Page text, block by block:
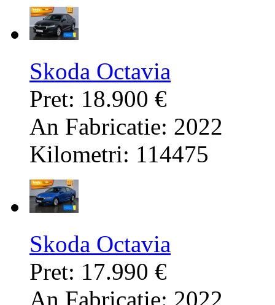
Skoda Octavia
Pret: 18.900 €
An Fabricatie: 2022
Kilometri: 114475
Skoda Octavia
Pret: 17.990 €
An Fabricatie: 2022